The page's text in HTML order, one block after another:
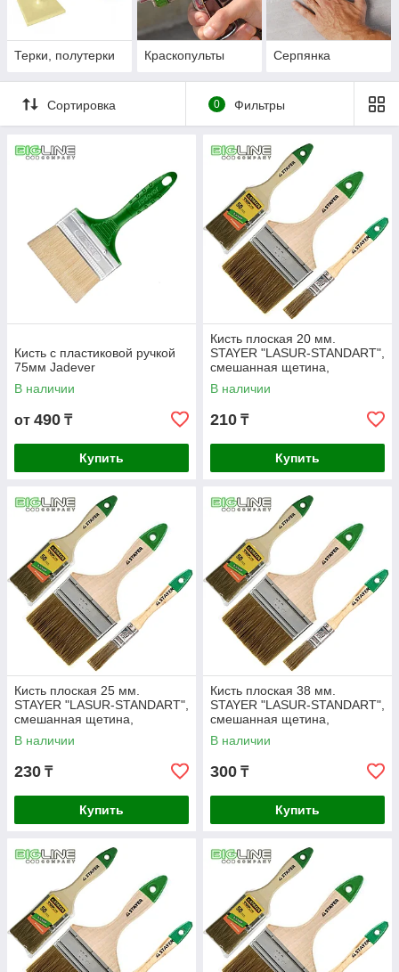
Терки, полутерки Краскопульты Серпянка
Сортировка 0 Фильтры
Кисть с пластиковой ручкой
75мм Jadever
В наличии
от 490 ₸
Купить
Кисть плоская 20 мм.
STAYER "LASUR-STANDART",
смешанная щетина,
деревянная ручка.
В наличии
210 ₸
Купить
Кисть плоская 25 мм.
STAYER "LASUR-STANDART",
смешанная щетина,
деревянная ручка.
В наличии
230 ₸
Купить
Кисть плоская 38 мм.
STAYER "LASUR-STANDART",
смешанная щетина,
деревянная ручка.
В наличии
300 ₸
Купить